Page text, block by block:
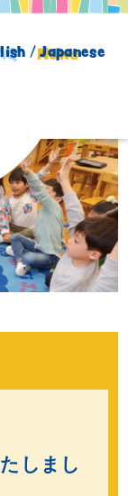
/ Japanese
News
しまし